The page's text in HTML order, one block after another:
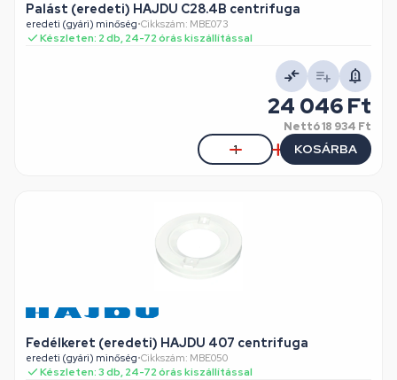
Palást (eredeti) HAJDU C28.4B centrifuga
eredeti (gyári) minőség•Cikkszám: MBE073
Készleten: 2 db, 24-72 órás kiszállítással
24 046 Ft
Nettó18 934 Ft
KOSÁRBA
Fedélkeret (eredeti) HAJDU 407 centrifuga
eredeti (gyári) minőség•Cikkszám: MBE050
Készleten: 3 db, 24-72 órás kiszállítással